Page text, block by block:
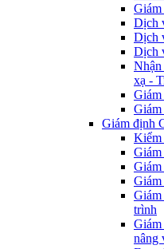
Giám
Dịch
Dịch
Dịch
Nhận
xạ -
Giám
Giám
Giám định
Kiểm
Giám
Giám
Giám
Giám
trình
Giám
nâng